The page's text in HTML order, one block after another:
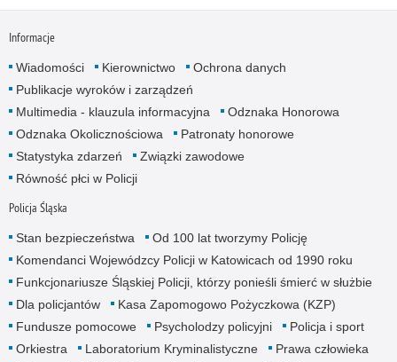
Informacje
Wiadomości Kierownictwo
Ochrona danych
Publikacje wyroków i zarządzeń
Multimedia - klauzula informacyjna
Odznaka Honorowa
Odznaka Okolicznościowa
Patronaty honorowe
Statystyka zdarzeń
Związki zawodowe
Równość płci w Policji
Policja Śląska
Stan bezpieczeństwa
Od 100 lat tworzymy Policję
Komendanci Wojewódzcy Policji w Katowicach od 1990 roku
Funkcjonariusze Śląskiej Policji, którzy ponieśli śmierć w służbie
Dla policjantów
Kasa Zapomogowo Pożyczkowa (KZP)
Fundusze pomocowe
Psycholodzy policyjni
Policja i sport
Orkiestra
Laboratorium Kryminalistyczne
Prawa człowieka